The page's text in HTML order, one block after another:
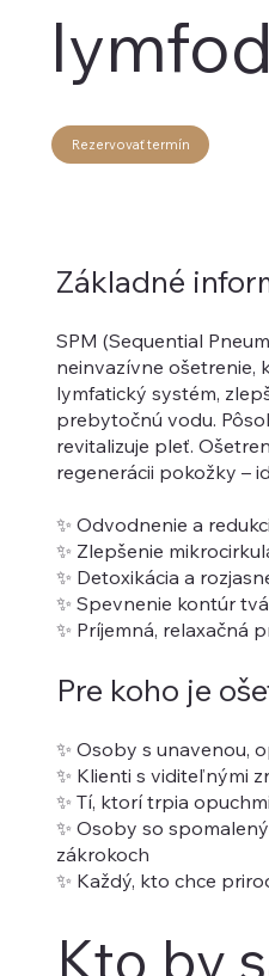
Rezervovať termín
SPM (Sequential
neinvazívne ošetrenie,
lymfatický systém,
prebytočnú vodu.
revitalizuje pleť.
regenerácii pokožky –
✨ Odvodnenie a
✨ Zlepšenie
✨ Detoxikácia a
✨ Spevnenie kontúr
✨ Príjemná, relaxačná
Základné
✨ Osoby s unavenou,
✨ Klienti s viditeľnými
✨ Tí, ktorí trpia
✨ Osoby so
zákrokoch
✨ Každý, kto chce
Kto by
Pre koho je